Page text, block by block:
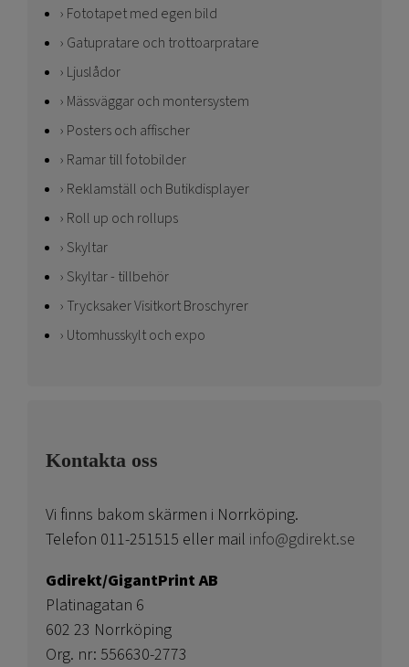
Fototapet med egen bild
Gatupratare och trottoarpratare
Ljuslådor
Mässväggar och montersystem
Posters och affischer
Ramar till fotobilder
Reklamställ och Butikdisplayer
Roll up och rollups
Skyltar
Skyltar - tillbehör
Trycksaker Visitkort Broschyrer
Utomhusskylt och expo
Kontakta oss
Vi finns bakom skärmen i Norrköping.
Telefon 011-251515 eller mail info@gdirekt.se
Gdirekt/GigantPrint AB
Platinagatan 6
602 23 Norrköping
Org. nr: 556630-2773